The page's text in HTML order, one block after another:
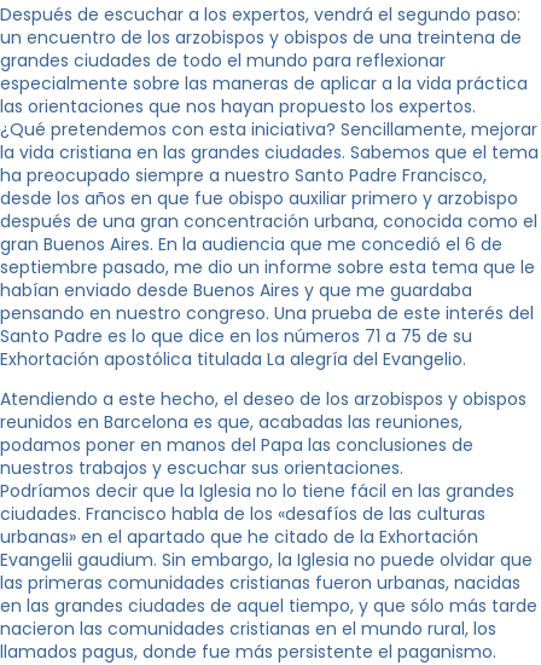
Después de escuchar a los expertos, vendrá el segundo paso:
un encuentro de los arzobispos y obispos de una treintena de
grandes ciudades de todo el mundo para reflexionar
especialmente sobre las maneras de aplicar a la vida práctica
las orientaciones que nos hayan propuesto los expertos.
¿Qué pretendemos con esta iniciativa? Sencillamente, mejorar
la vida cristiana en las grandes ciudades. Sabemos que el tema
ha preocupado siempre a nuestro Santo Padre Francisco,
desde los años en que fue obispo auxiliar primero y arzobispo
después de una gran concentración urbana, conocida como el
gran Buenos Aires. En la audiencia que me concedió el 6 de
septiembre pasado, me dio un informe sobre esta tema que le
habían enviado desde Buenos Aires y que me guardaba
pensando en nuestro congreso. Una prueba de este interés del
Santo Padre es lo que dice en los números 71 a 75 de su
Exhortación apostólica titulada La alegría del Evangelio.
Atendiendo a este hecho, el deseo de los arzobispos y obispos
reunidos en Barcelona es que, acabadas las reuniones,
podamos poner en manos del Papa las conclusiones de
nuestros trabajos y escuchar sus orientaciones.
Podríamos decir que la Iglesia no lo tiene fácil en las grandes
ciudades. Francisco habla de los «desafíos de las culturas
urbanas» en el apartado que he citado de la Exhortación
Evangelii gaudium. Sin embargo, la Iglesia no puede olvidar que
las primeras comunidades cristianas fueron urbanas, nacidas
en las grandes ciudades de aquel tiempo, y que sólo más tarde
nacieron las comunidades cristianas en el mundo rural, los
llamados pagus, donde fue más persistente el paganismo.